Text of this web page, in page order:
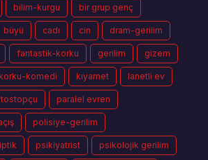
bilim-kurgu bir grup genç
büyü cadı cin dram-gerilim
fantastik-korku gerilim gizem
korku-komedi kıyamet lanetli ev
paralel evren
polisiye-gerilim
psikiyatrist psikolojik gerilim